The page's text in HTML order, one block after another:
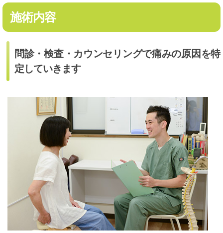
施術内容
問診・検査・カウンセリングで痛みの原因を特
定していきます